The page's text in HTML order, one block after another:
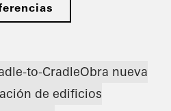
to-CradleObra nueva
de edificios